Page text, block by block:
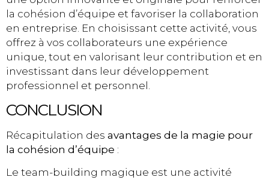
la cohésion d’équipe et favoriser la collaboration
en entreprise. En choisissant cette activité, vous
offrez à vos collaborateurs une expérience
unique, tout en valorisant leur contribution et en
investissant dans leur développement
professionnel et personnel.
CONCLUSION
Récapitulation des avantages de la magie pour
la cohésion d’équipe :
Le team-building magique est une activité